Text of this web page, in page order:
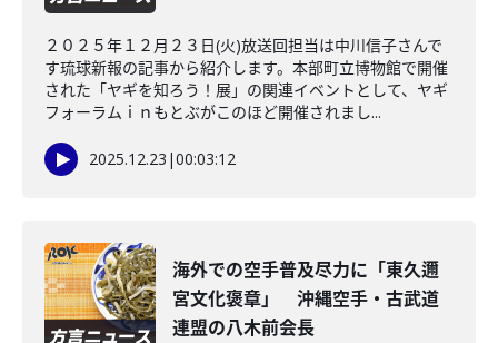
２０２５年１２月２３日(火)放送回担当は中川信子さんで
す琉球新報の記事から紹介します。本部町立博物館で開催
された「ヤギを知ろう！展」の関連イベントとして、ヤギ
フォーラムｉｎもとぶがこのほど開催されまし...
2025.12.23 |00:03:12
海外での空手普及尽力に「東久邇
宮文化褒章」 沖縄空手・古武道
連盟の八木前会長